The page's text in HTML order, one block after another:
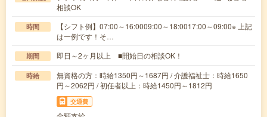
相談OK
時間
【シフト例】07:00～16:0009:00～18:0017:00～09:00※ 上記
は一例です！そ…
期間 即日～2ヶ月以上 ■開始日の相談OK！
時給
無資格の方：時給1350円～1687円 / 介護福祉士：時給1650
円～2062円 / 初任者以上：時給1450円～1812円
交通費